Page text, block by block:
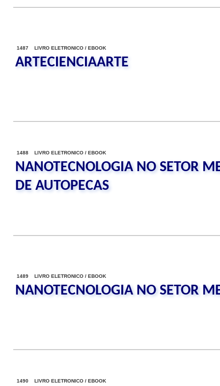
1487 LIVRO ELETRONICO / EBOOK
ARTECIENCIAARTE
1488 LIVRO ELETRONICO / EBOOK
NANOTECNOLOGIA NO SETOR
DE AUTOPECAS
1489 LIVRO ELETRONICO / EBOOK
NANOTECNOLOGIA NO SETOR
1490 LIVRO ELETRONICO / EBOOK